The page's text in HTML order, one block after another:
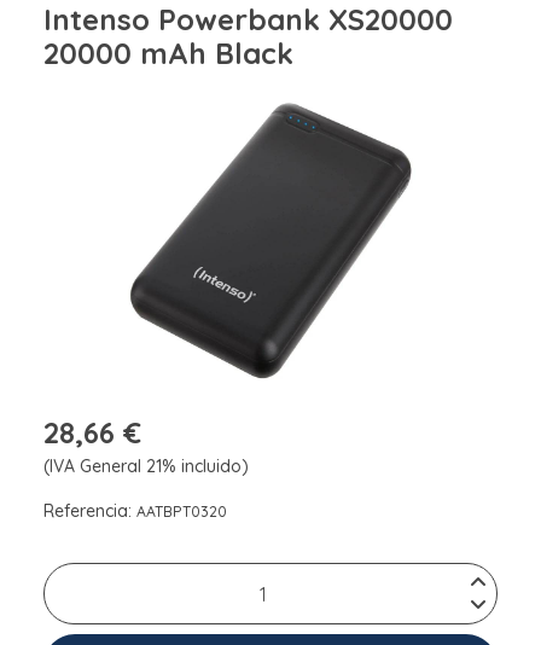
Intenso Powerbank XS20000
20000 mAh Black
28,66 €
(IVA General 21% incluido)
Referencia: AATBPT0320